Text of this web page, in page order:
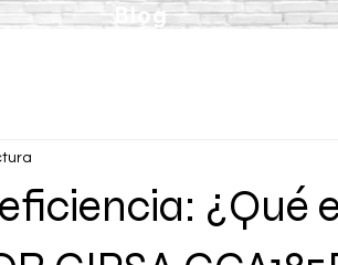
Blog
¿Qué